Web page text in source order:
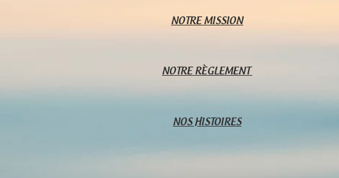
NOTRE MISSION
NOTRE RÈGLEMENT
NOS HISTOIRES